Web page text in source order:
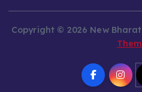
Copyright © 2026 New